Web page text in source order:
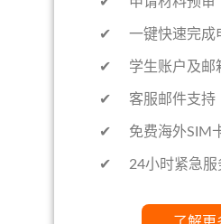
✔ 一键快速完成
✔ 学生账户及邮
✔ 客服邮件支持
✔ 免费海外SIM卡
✔ 24小时紧急服